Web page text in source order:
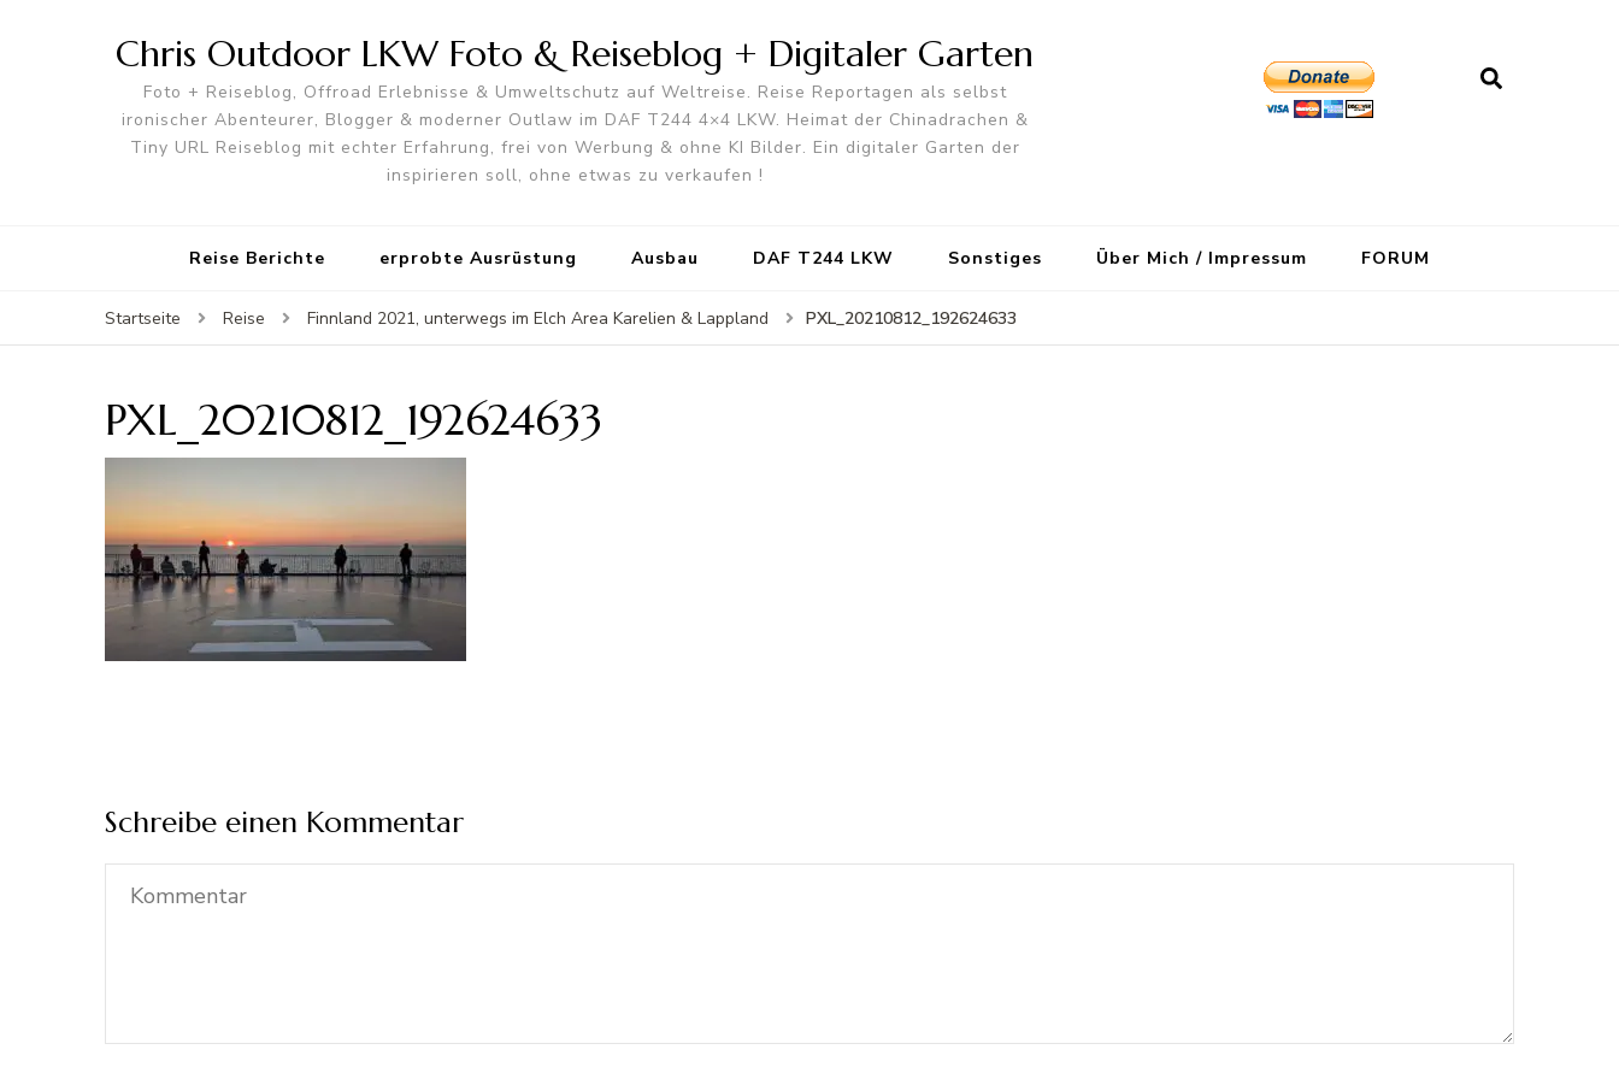
Chris Outdoor LKW Foto & Reiseblog + Digitaler Garten
Foto + Reiseblog, Offroad Erlebnisse & Umweltschutz auf Weltreise. Reise Reportagen als selbst
ironischer Abenteurer, Blogger & moderner Outlaw im DAF T244 4×4 LKW. Heimat der Chinadrachen &
Tiny URL Reiseblog mit echter Erfahrung, frei von Werbung & ohne KI Bilder. Ein digitaler Garten der
inspirieren soll, ohne etwas zu verkaufen !
Reise Berichte erprobte Ausrüstung Ausbau DAF T244 LKW Sonstiges Über Mich / Impressum FORUM
Startseite Reise Finnland 2021, unterwegs im Elch Area Karelien & Lappland PXL_20210812_192624633
PXL_20210812_192624633
Schreibe einen Kommentar